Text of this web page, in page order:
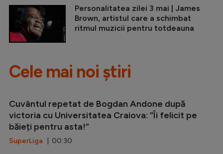
Personalitatea zilei 3 mai | James
Brown, artistul care a schimbat
ritmul muzicii pentru totdeauna
Cele mai noi știri
Cuvântul repetat de Bogdan Andone după
victoria cu Universitatea Craiova: ”Îi felicit pe
băieți pentru asta!”
SuperLiga | 00:30